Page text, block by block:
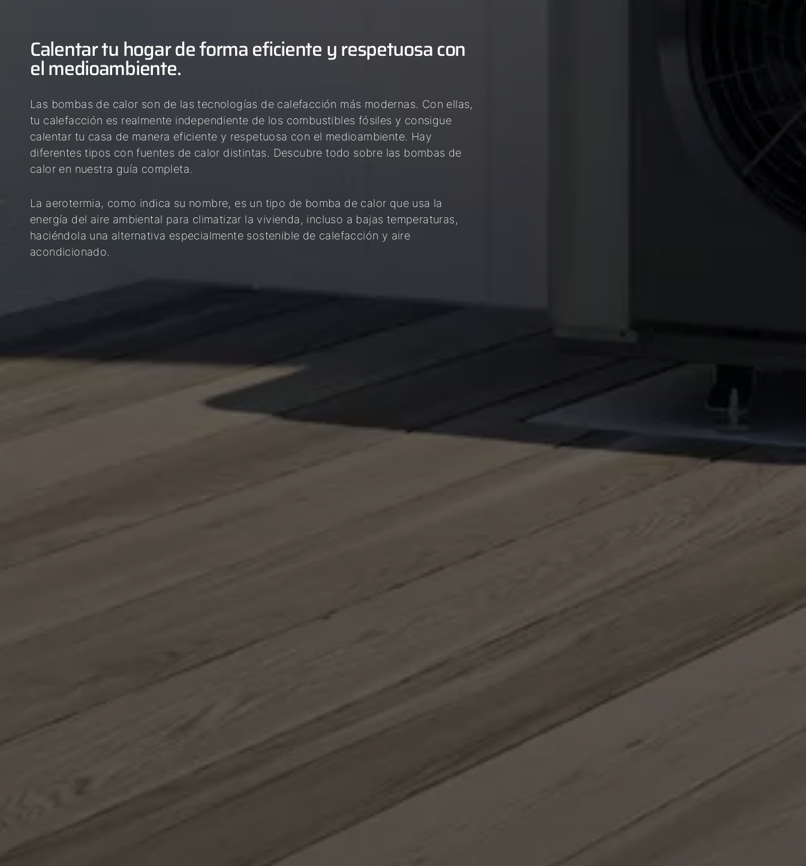
Calentar tu hogar de forma eficiente y respetuosa con
el medioambiente.
Las bombas de calor son de las tecnologías de calefacción más modernas. Con ellas,
tu calefacción es realmente independiente de los combustibles fósiles y consigue
calentar tu casa de manera eficiente y respetuosa con el medioambiente. Hay
diferentes tipos con fuentes de calor distintas. Descubre todo sobre las bombas de
calor en nuestra guía completa.
La aerotermia, como indica su nombre, es un tipo de bomba de calor que usa la
energía del aire ambiental para climatizar la vivienda, incluso a bajas temperaturas,
haciéndola una alternativa especialmente sostenible de calefacción y aire
acondicionado.